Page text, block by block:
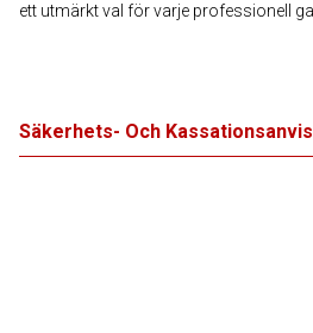
ett utmärkt val för varje professionell
Säkerhets- Och